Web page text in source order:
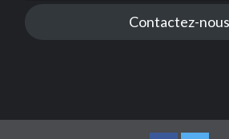
Contactez-nous